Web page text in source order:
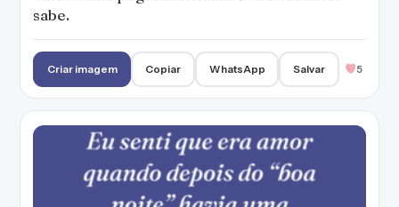
sabe.
Criar imagem Copiar WhatsApp Salvar 5